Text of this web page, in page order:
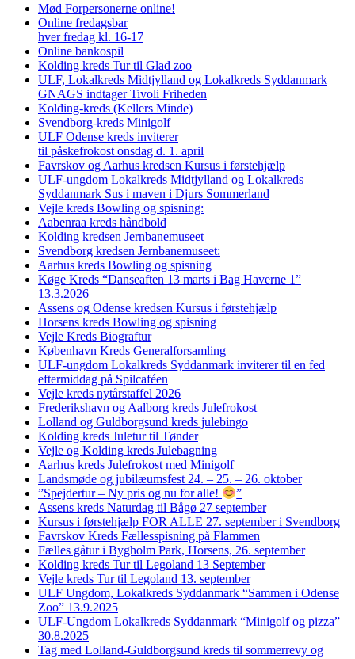
Mød Forpersonerne online!
Online fredagsbar
hver fredag kl. 16-17
Online bankospil
Kolding kreds Tur til Glad zoo
ULF, Lokalkreds Midtjylland og Lokalkreds Syddanmark
GNAGS indtager Tivoli Friheden
Kolding-kreds (Kellers Minde)
Svendborg-kreds Minigolf
ULF Odense kreds inviterer
til påskefrokost onsdag d. 1. april
Favrskov og Aarhus kredsen Kursus i førstehjælp
ULF-ungdom Lokalkreds Midtjylland og Lokalkreds
Syddanmark Sus i maven i Djurs Sommerland
Vejle kreds Bowling og spisning:
Aabenraa kreds håndbold
Kolding kredsen Jernbanemuseet
Svendborg kredsen Jernbanemuseet:
Aarhus kreds Bowling og spisning
Køge Kreds “Danseaften 13 marts i Bag Haverne 1”
13.3.2026
Assens og Odense kredsen Kursus i førstehjælp
Horsens kreds Bowling og spisning
Vejle Kreds Biograftur
København Kreds Generalforsamling
ULF-ungdom Lokalkreds Syddanmark inviterer til en fed
eftermiddag på Spilcaféen
Vejle kreds nytårstaffel 2026
Frederikshavn og Aalborg kreds Julefrokost
Lolland og Guldborgsund kreds julebingo
Kolding kreds Juletur til Tønder
Vejle og Kolding kreds Julebagning
Aarhus kreds Julefrokost med Minigolf
Landsmøde og jubilæumsfest 24. – 25. – 26. oktober
”Spejdertur – Ny pris og nu for alle!
”
Assens kreds Naturdag til Bågø 27 september
Kursus i førstehjælp FOR ALLE 27. september i Svendborg
Favrskov Kreds Fællesspisning på Flammen
Fælles gåtur i Bygholm Park, Horsens, 26. september
Kolding kreds Tur til Legoland 13 September
Vejle kreds Tur til Legoland 13. september
ULF Ungdom, Lokalkreds Syddanmark “Sammen i Odense
Zoo” 13.9.2025
ULF-Ungdom Lokalkreds Syddanmark “Minigolf og pizza”
30.8.2025
Tag med Lolland-Guldborgsund kreds til sommerrevy og